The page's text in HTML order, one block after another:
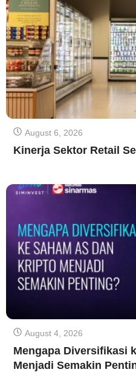
August 6, 2026
Kinerja Sektor Retail
August 4, 2026
Mengapa Diversifikasi
Menjadi Semakin